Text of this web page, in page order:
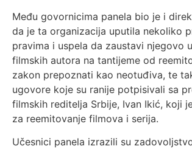
Među govornicima panela bio je i
da je ta organizacija uputila nekoliko
pravima i uspela da zaustavi njegovo
filmskih autora na tantijeme od
zakon prepoznati kao neotuđiva, te
ugovore koje su ranije potpisivali sa
filmskih reditelja Srbije, Ivan Ikić, koji
za reemitovanje filmova i serija.
Učesnici panela izrazili su